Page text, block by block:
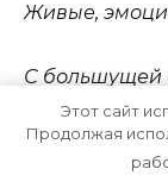
Живые,
С большущей
Елена
Этот сайт
Продолжая